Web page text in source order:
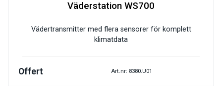
Väderstation WS700
Vädertransmitter med flera sensorer för komplett
klimatdata
Offert Art.nr: 8380.U01